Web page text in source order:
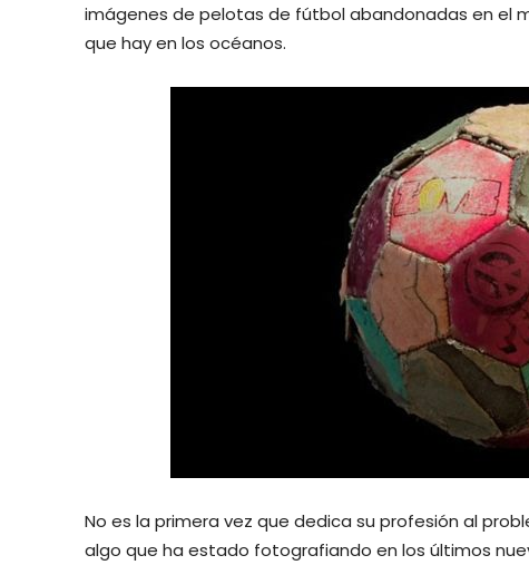
imágenes de pelotas de fútbol abandonadas en el
que hay en los océanos.
No es la primera vez que dedica su profesión al
algo que ha estado fotografiando en los últimos